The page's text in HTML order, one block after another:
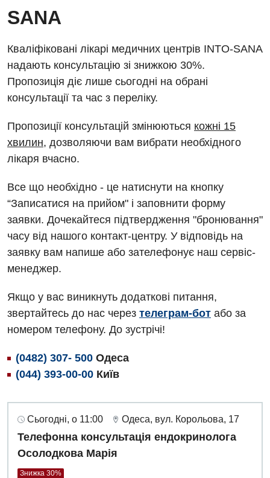
SANA
Кваліфіковані лікарі медичних центрів INTO-SANA
надають консультацію зі знижкою 30%.
Пропозиція діє лише сьогодні на обрані
консультації та час з переліку.
Пропозиції консультацій змінюються кожні 15
хвилин, дозволяючи вам вибрати необхідного
лікаря вчасно.
Все що необхідно - це натиснути на кнопку
“Записатися на прийом" і заповнити форму
заявки. Дочекайтеся підтвердження "бронювання"
часу від нашого контакт-центру. У відповідь на
заявку вам напише або зателефонує наш сервіс-
менеджер.
Якщо у вас виникнуть додаткові питання,
звертайтесь до нас через телеграм-бот або за
номером телефону. До зустрічі!
(0482) 307- 500 Одеса
(044) 393-00-00 Київ
Сьогодні, о 11:00 Одеса, вул. Корольова, 17
Телефонна консультація ендокринолога
Осолодкова Марія
Знижка 30%